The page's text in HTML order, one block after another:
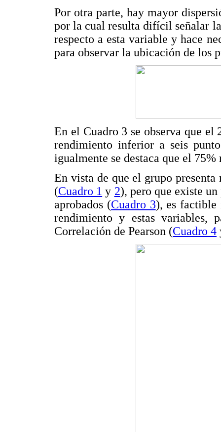
Por otra parte, hay mayor
por la cual resulta difícil señalar
respecto a esta variable y hace
para observar la ubicación de los
En el Cuadro 3 se observa que el
rendimiento inferior a seis
igualmente se destaca que el 75%
En vista de que el grupo presenta
(Cuadro 1 y 2), pero que existe
aprobados (Cuadro 3), es factible
rendimiento y estas variables,
Correlación de Pearson (Cuadro 4